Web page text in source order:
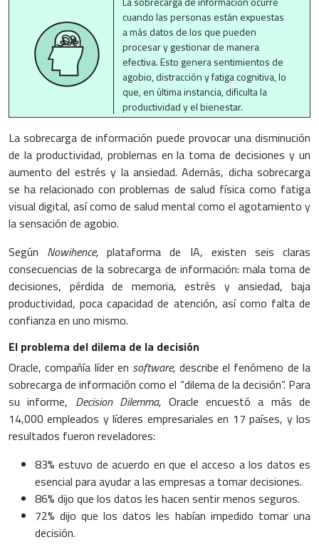
cuando las personas están expuestas
a más datos de los que pueden
procesar y gestionar de manera
efectiva. Esto genera sentimientos de
agobio, distracción y fatiga cognitiva, lo
que, en última instancia, dificulta la
productividad y el bienestar.
La sobrecarga de información puede provocar una disminución
de la productividad, problemas en la toma de decisiones y un
aumento del estrés y la ansiedad. Además, dicha sobrecarga
se ha relacionado con problemas de salud física como fatiga
visual digital, así como de salud mental como el agotamiento y
la sensación de agobio.
Según Nowihence, plataforma de IA, existen seis claras
consecuencias de la sobrecarga de información: mala toma de
decisiones, pérdida de memoria, estrés y ansiedad, baja
productividad, poca capacidad de atención, así como falta de
confianza en uno mismo.
El problema del dilema de la decisión
Oracle, compañía líder en software, describe el fenómeno de la
sobrecarga de información como el “dilema de la decisión”. Para
su informe, Decision Dilemma, Oracle encuestó a más de
14,000 empleados y líderes empresariales en 17 países, y los
resultados fueron reveladores:
83% estuvo de acuerdo en que el acceso a los datos es
esencial para ayudar a las empresas a tomar decisiones.
86% dijo que los datos les hacen sentir menos seguros.
72% dijo que los datos les habían impedido tomar una
decisión.